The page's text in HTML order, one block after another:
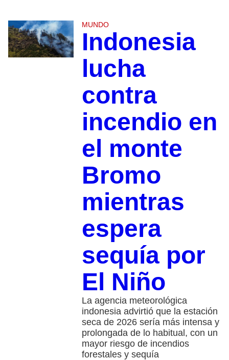
MUNDO
Indonesia
lucha
contra
incendio en
el monte
Bromo
mientras
espera
sequía por
El Niño
La agencia meteorológica
indonesia advirtió que la estación
seca de 2026 sería más intensa y
prolongada de lo habitual, con un
mayor riesgo de incendios
forestales y sequía